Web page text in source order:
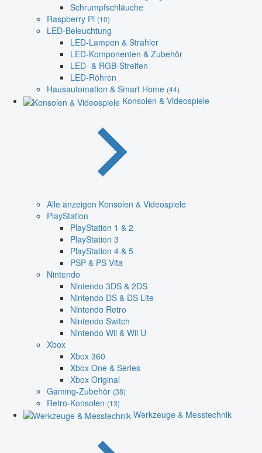
Schrumpfschläuche
Raspberry Pi (10)
LED-Beleuchtung
LED-Lampen & Strahler
LED-Komponenten & Zubehör
LED- & RGB-Streifen
LED-Röhren
Hausautomation & Smart Home (44)
Konsolen & Videospiele
Alle anzeigen Konsolen & Videospiele
PlayStation
PlayStation 1 & 2
PlayStation 3
PlayStation 4 & 5
PSP & PS Vita
Nintendo
Nintendo 3DS & 2DS
Nintendo DS & DS Lite
Nintendo Retro
Nintendo Switch
Nintendo Wii & Wii U
Xbox
Xbox 360
Xbox One & Series
Xbox Original
Gaming-Zubehör (38)
Retro-Konsolen (13)
Werkzeuge & Messtechnik